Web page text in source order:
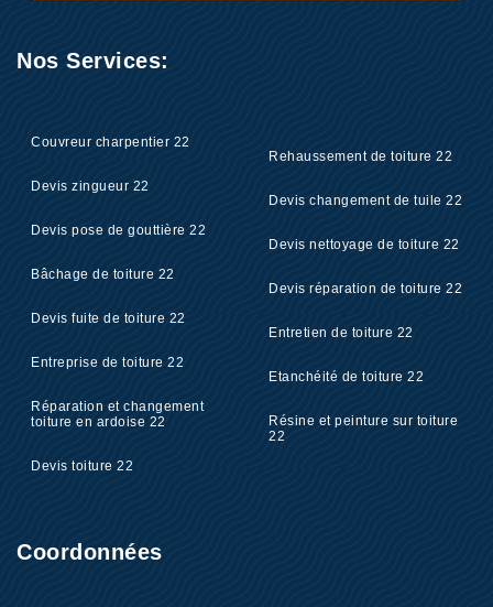
Nos Services:
Couvreur charpentier 22
Devis zingueur 22
Devis pose de gouttière 22
Bâchage de toiture 22
Devis fuite de toiture 22
Entreprise de toiture 22
Réparation et changement
toiture en ardoise 22
Devis toiture 22
Rehaussement de toiture 22
Devis changement de tuile 22
Devis nettoyage de toiture 22
Devis réparation de toiture 22
Entretien de toiture 22
Etanchéité de toiture 22
Résine et peinture sur toiture
22
Coordonnées